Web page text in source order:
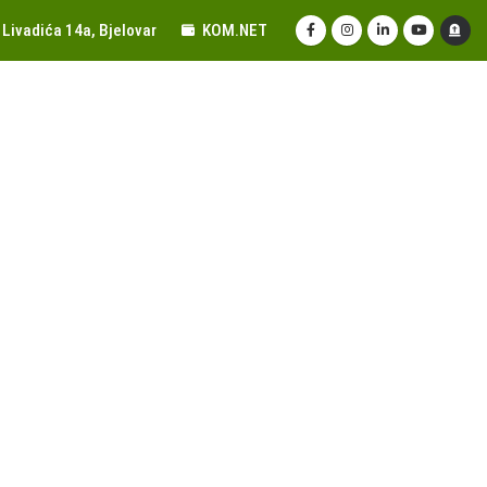
Livadića 14a, Bjelovar KOM.NET